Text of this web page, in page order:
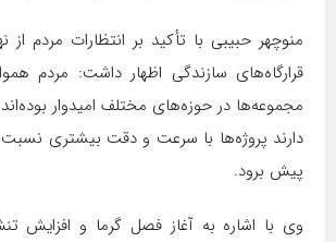
منوچهر حبیبی با تأکید بر انتظارات مردم از
قرارگاه‌های سازندگی اظهار داشت: مردم
مجموعه‌ها در حوزه‌های مختلف امیدوار بوده‌اند
دارند پروژه‌ها با سرعت و دقت بیشتری نسبت
پیش برود.
وی با اشاره به آغاز فصل گرما و افزایش